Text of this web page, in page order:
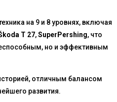
на 9 и 8 уровнях, включая
T 27,SuperPershing, что
но и эффективным
отличным балансом
развития.